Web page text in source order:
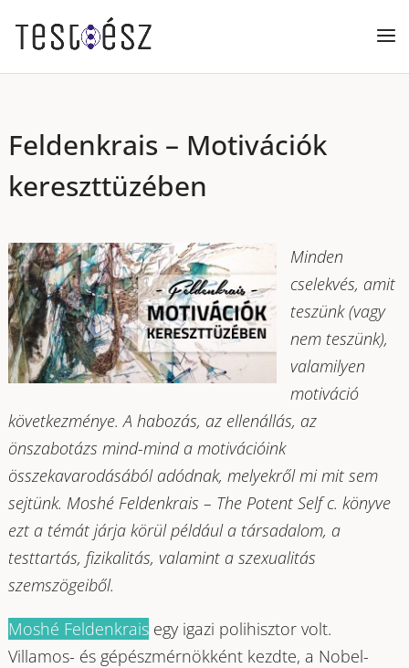
Feldenkrais – Motivációk
kereszttüzében
Minden
cselekvés, amit
teszünk (vagy
nem teszünk),
valamilyen
motiváció
következménye. A habozás, az ellenállás, az
önszabotázs mind-mind a motivációink
összekavarodásából adódnak, melyekről mi mit sem
sejtünk. Moshé Feldenkrais – The Potent Self c. könyve
ezt a témát járja körül például a társadalom, a
testtartás, fizikalitás, valamint a szexualitás
szemszögeiből.
Moshé Feldenkraisegy igazi polihisztor volt.
Villamos- és gépészmérnökként kezdte, a Nobel-